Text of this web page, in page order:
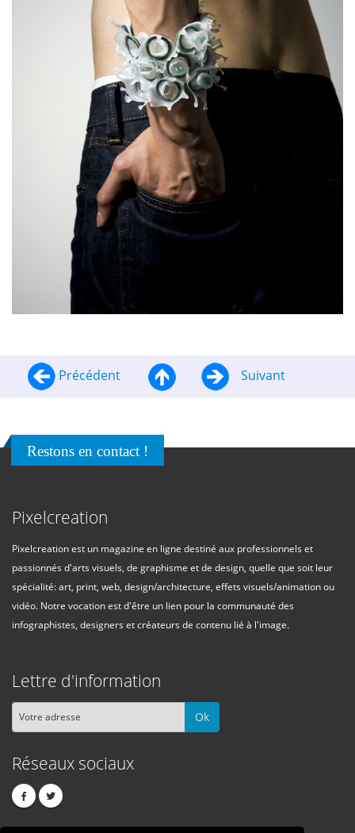
Précédent Suivant
Restons en contact !
Pixelcreation
Pixelcreation est un magazine en ligne destiné aux professionnels et
passionnés d'arts visuels, de graphisme et de design, quelle que soit leur
spécialité: art, print, web, design/architecture, effets visuels/animation ou
vidéo. Notre vocation est d'être un lien pour la communauté des
infographistes, designers et créateurs de contenu lié à l'image.
Lettre d'information
Ok
Réseaux sociaux